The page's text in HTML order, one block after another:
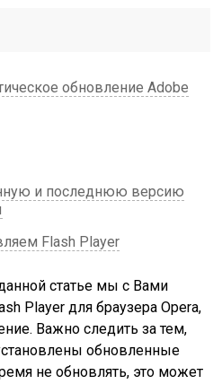
обновление Adobe
и последнюю версию
Flash Player
статье мы с Вами
Player для браузера Opera,
Важно следить за тем,
обновленные
не обновлять, это может